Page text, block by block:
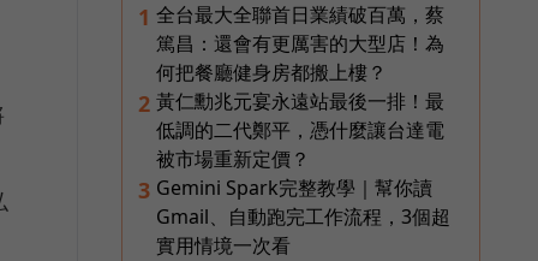
1 全台最大全聯首日業績破百萬，蔡
篤昌：還會有更厲害的大型店！為
何把餐廳健身房都搬上樓？
2 黃仁勳兆元宴永遠站最後一排！最
低調的二代鄭平，憑什麼讓台達電
被市場重新定價？
3 Gemini Spark完整教學｜幫你讀
Gmail、自動跑完工作流程，3個超
實用情境一次看